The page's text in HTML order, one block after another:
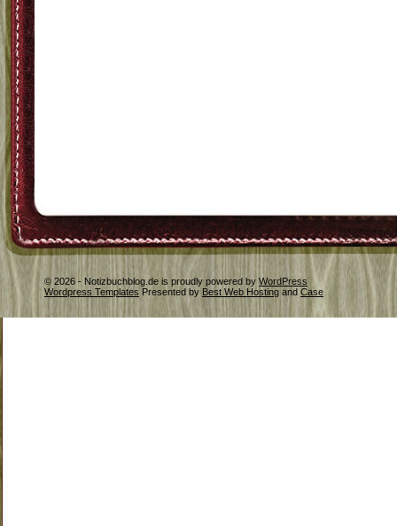
© 2026 - Notizbuchblog.de is proudly powered by WordPress
Wordpress Templates Presented by Best Web Hosting and Case